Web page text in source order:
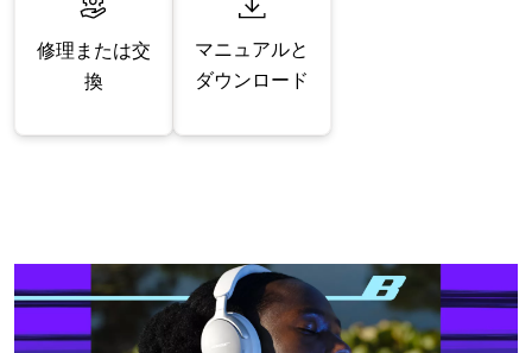
修理または交
換
マニュアルと
ダウンロード